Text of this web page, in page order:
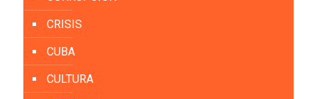
CRISIS
CUBA
CULTURA